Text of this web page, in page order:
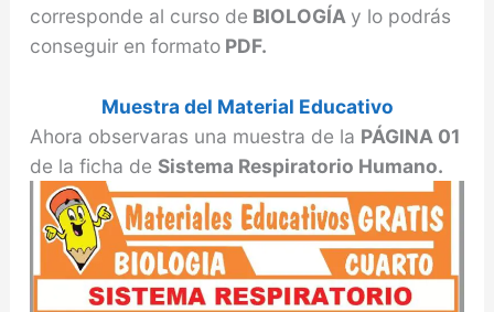
corresponde al curso de BIOLOGÍA y lo podrás
conseguir en formatoPDF.
Muestra del Material Educativo
Ahora observaras una muestra de la PÁGINA 01
de la ficha de Sistema Respiratorio Humano.